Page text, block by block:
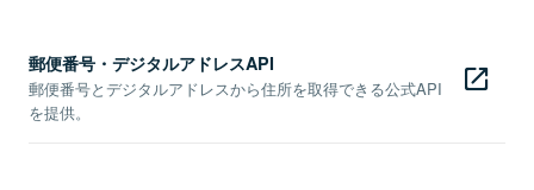
郵便番号・デジタルアドレスAPI
郵便番号とデジタルアドレスから住所を取得できる公式API
を提供。